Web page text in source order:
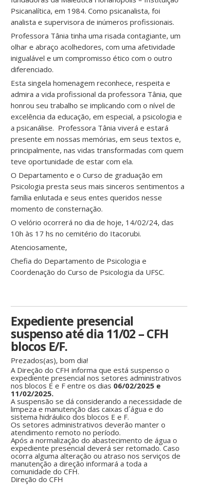
Psicanalítica, em 1984. Como psicanalista, foi
analista e supervisora de inúmeros profissionais.
Professora Tânia tinha uma risada contagiante, um
olhar e abraço acolhedores, com uma afetividade
inigualável e um compromisso ético com o outro
diferenciado.
Esta singela homenagem reconhece, respeita e
admira a vida profissional da professora Tânia, que
honrou seu trabalho se implicando com o nível de
excelência da educação, em especial, a psicologia e
a psicanálise. Professora Tânia viverá e estará
presente em nossas memórias, em seus textos e,
principalmente, nas vidas transformadas com quem
teve oportunidade de estar com ela.
O Departamento e o Curso de graduação em
Psicologia presta seus mais sinceros sentimentos a
família enlutada e seus entes queridos nesse
momento de consternação.
O velório ocorrerá no dia de hoje, 14/02/24, das
10h às 17 hs no cemitério do Itacorubi.
Atenciosamente,
Chefia do Departamento de Psicologia e
Coordenação do Curso de Psicologia da UFSC.
Expediente presencial
suspenso até dia 11/02 – CFH
blocos E/F.
Prezados(as), bom dia!
A Direção do CFH informa que está suspenso o
expediente presencial nos setores administrativos
nos blocos E e F entre os dias 06/02/2025 e
11/02/2025.
A suspensão se dá considerando a necessidade de
limpeza e manutenção das caixas d´água e do
sistema hidráulico dos blocos E e F.
Os setores administrativos deverão manter o
atendimento remoto no período.
Após a normalização do abastecimento de água o
expediente presencial deverá ser retomado. Caso
ocorra alguma alteração ou atraso nos serviços de
manutenção a direção informará a toda a
comunidade do CFH.
Direção do CFH